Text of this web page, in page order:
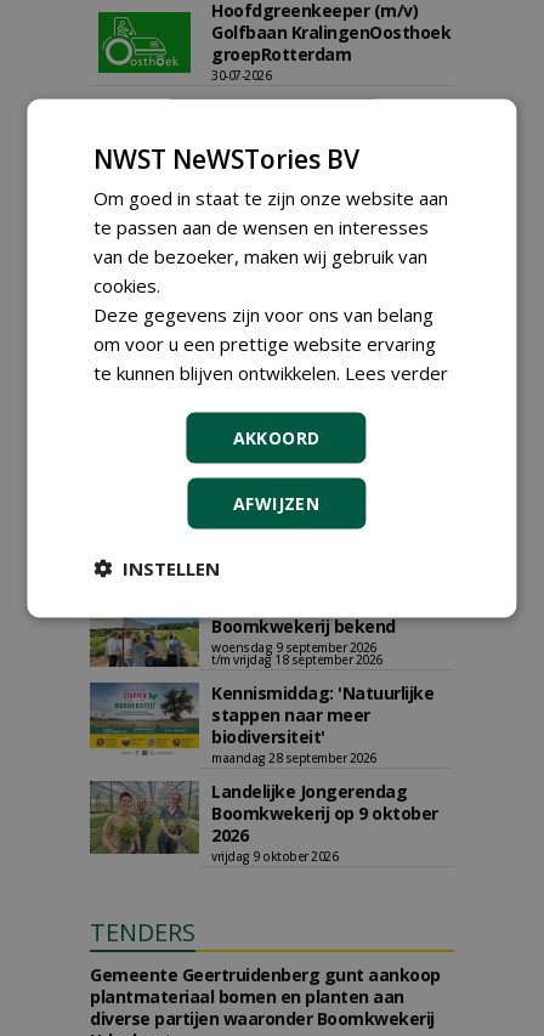
Hoofdgreenkeeper (m/v)
Golfbaan KralingenOosthoek
groepRotterdam
30-07-2026
GREEN OUTLET
Iedereen kan gratis kleine advertenties
plaatsen via zijn eigen account.
Plaats een gratis advertentie
AGENDA
Vakdag 'All About Annuals'
zet eenjarige planten
centraal in Appeltern
donderdag 27 augustus 2026
DCM Innovation Expo op 1 en
2 september 2026
t/m woensdag 2 september 2026
Boomkwekerij bekend
woensdag 9 september 2026
t/m vrijdag 18 september 2026
Kennismiddag: 'Natuurlijke
stappen naar meer
biodiversiteit'
maandag 28 september 2026
Landelijke Jongerendag
Boomkwekerij op 9 oktober
2026
vrijdag 9 oktober 2026
TENDERS
Gemeente Geertruidenberg gunt aankoop
plantmateriaal bomen en planten aan
diverse partijen waaronder Boomkwekerij
NWST NeWSTories BV
Om goed in staat te zijn onze website aan
te passen aan de wensen en interesses
van de bezoeker, maken wij gebruik van
cookies.
Deze gegevens zijn voor ons van belang
om voor u een prettige website ervaring
te kunnen blijven ontwikkelen. Lees verder
AKKOORD
AFWIJZEN
INSTELLEN